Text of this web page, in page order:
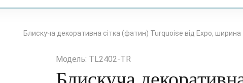
Блискуча декоративна сітка (фатин) Turquoise від Expo,
Модель: TL2402-TR